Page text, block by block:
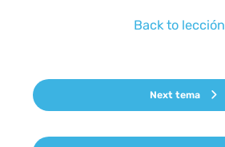
Back to lección
Next tema